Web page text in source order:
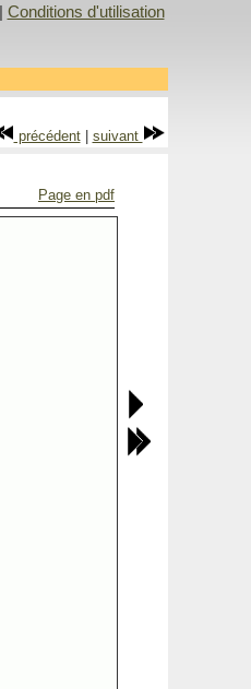
Conditions d'utilisation
précédent| suivant
Page en pdf